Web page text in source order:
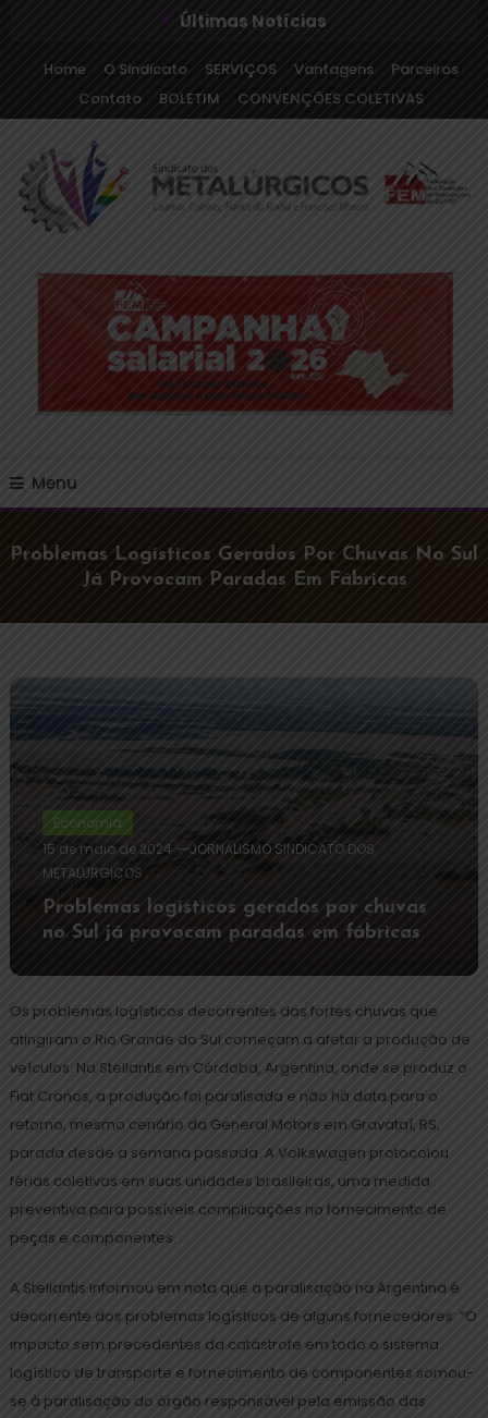
Últimas Notícias
Home O Sindicato SERVIÇOS Vantagens
Parceiros
Contato
BOLETIM CONVENÇÕES COLETIVAS
Sindicato dos
Metalúrgicos de Cajamar
e Região
Menu
Problemas Logísticos Gerados Por Chuvas No Sul
Já Provocam Paradas Em Fábricas
Economia
15 de maio de 2024
JORNALISMO SINDICATO DOS
METALURGICOS
Problemas logísticos gerados por chuvas
no Sul já provocam paradas em fábricas
Os problemas logísticos decorrentes das fortes chuvas que
atingiram o Rio Grande do Sul começam a afetar a produção de
veículos. Na Stellantis em Córdoba, Argentina, onde se produz o
Fiat Cronos, a produção foi paralisada e não há data para o
retorno, mesmo cenário da General Motors em Gravataí, RS,
parada desde a semana passada. A Volkswagen protocolou
férias coletivas em suas unidades brasileiras, uma medida
preventiva para possíveis complicações no fornecimento de
peças e componentes.
A Stellantis informou em nota que a paralisação na Argentina é
decorrente dos problemas logísticos de alguns fornecedores: “O
impacto sem precedentes da catástrofe em todo o sistema
logístico de transporte e fornecimento de componentes somou-
se à paralisação do órgão responsável pela emissão das